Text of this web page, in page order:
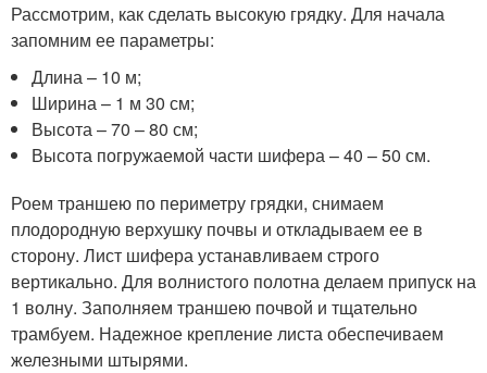
Рассмотрим, как сделать высокую грядку. Для начала
запомним ее параметры:
Длина – 10 м;
Ширина – 1 м 30 см;
Высота – 70 – 80 см;
Высота погружаемой части шифера – 40 – 50 см.
Роем траншею по периметру грядки, снимаем
плодородную верхушку почвы и откладываем ее в
сторону. Лист шифера устанавливаем строго
вертикально. Для волнистого полотна делаем припуск на
1 волну. Заполняем траншею почвой и тщательно
трамбуем. Надежное крепление листа обеспечиваем
железными штырями.